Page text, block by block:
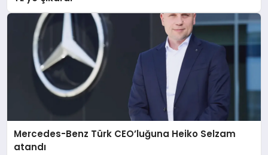
Mercedes-Benz Türk CEO’luğuna Heiko Selzam
atandı